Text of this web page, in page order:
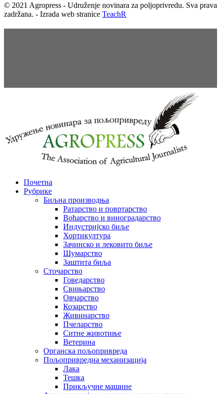
© 2021 Agropress - Udruženje novinara za poljoprivredu. Sva prava
zadržana. - Izrada web stranice TeachR
Почетна
Рубрике
Биљна производња
Ратарство и повртарство
Воћарство и виноградарство
Индустријско биље
Хортикултура
Зачинско и лековито биље
Шумарство
Заштита биља
Сточарство
Говедарство
Свињарство
Овчарство
Козарство
Живинарство
Пчеларство
Ситне животиње
Ветерина
Органска пољопривреда
Пољопривредна механизација
Лака
Тешка
Прикључне машине